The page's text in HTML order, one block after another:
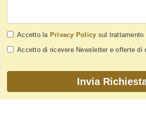
Accetto la Privacy Policy sul trattamento
Accetto di ricevere Newsletter e offerte di